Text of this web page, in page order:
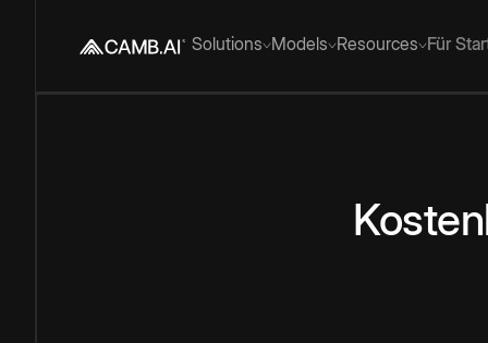
Solutions Models Resources Für